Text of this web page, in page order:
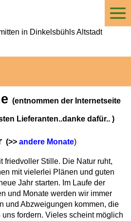
(entnommen der Internetseite
Lieferanten..danke dafür.. )
(>> andere Monate)
friedvoller Stille. Die Natur ruht,
mit vielerlei Plänen und guten
Jahr starten. Im Laufe der
und Monate werden wir immer
und Abzweigungen kommen, die
fordern. Vieles scheint möglich